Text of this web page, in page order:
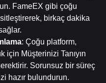
FameEX gibi çoğu
birkaç dakika
: Çoğu platform,
için Müşterinizi Tanıyın
Sorunsuz bir süreç
hazır bulundurun.